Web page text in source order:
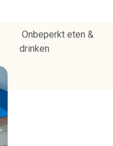
Onbeperkt eten &
drinken